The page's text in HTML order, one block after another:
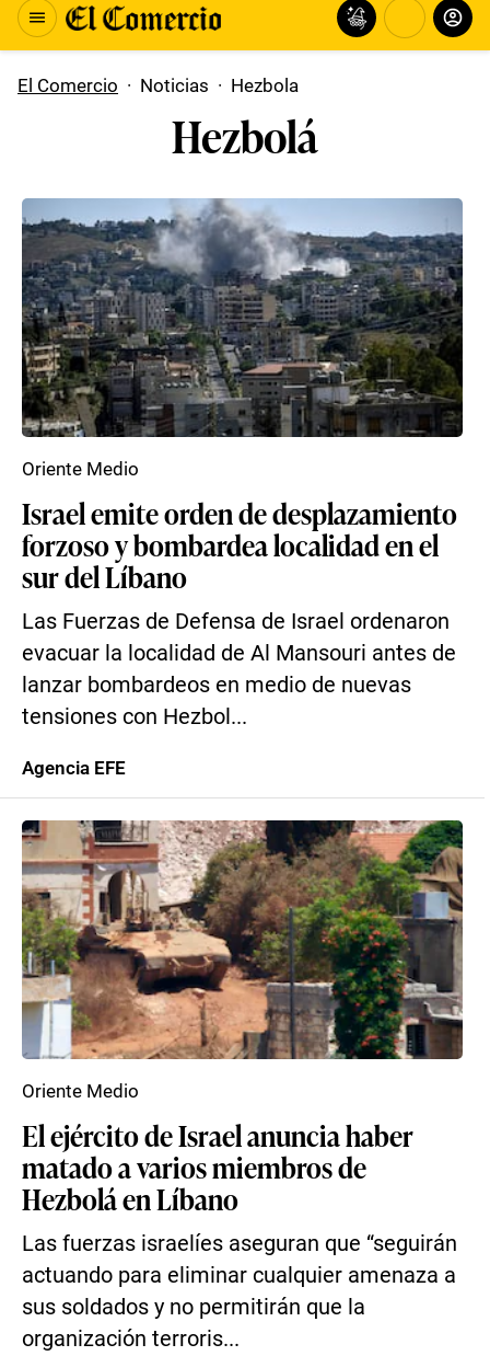
El Comercio · Noticias · Hezbola
Hezbolá
Israel emite orden de desplazamiento
forzoso y bombardea localidad en el
sur del Líbano
Las Fuerzas de Defensa de Israel ordenaron
evacuar la localidad de Al Mansouri antes de
lanzar bombardeos en medio de nuevas
tensiones con Hezbol...
Oriente Medio
Agencia EFE
El ejército de Israel anuncia haber
matado a varios miembros de
Hezbolá en Líbano
Las fuerzas israelíes aseguran que “seguirán
actuando para eliminar cualquier amenaza a
sus soldados y no permitirán que la
organización terroris...
Oriente Medio